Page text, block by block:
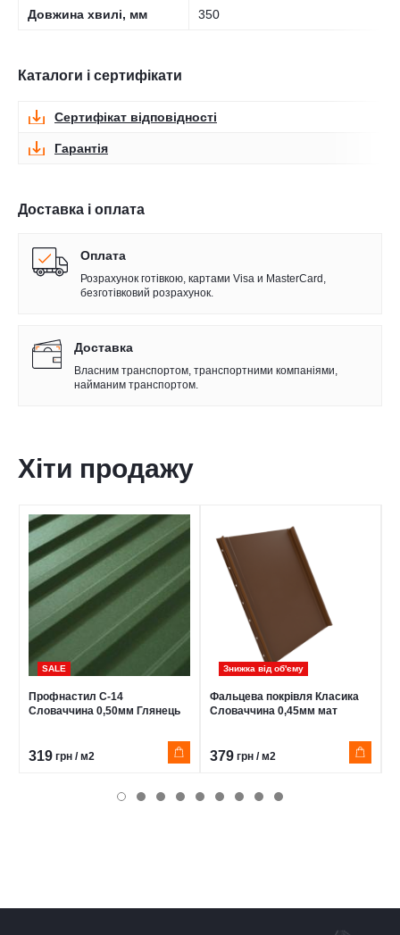
Довжина хвилі, мм 350
Каталоги і сертифікати
Сертифікат відповідності
Гарантія
Доставка і оплата
Оплата
Розрахунок готівкою, картами Visa и MasterCard,
безготівковий розрахунок.
Доставка
Власним транспортом, транспортними компаніями,
найманим транспортом.
Хіти продажу
SALE
Профнастил С-14
Словаччина 0,50мм Глянець
319 грн / м2
Знижка від обʹєму
Фальцева покрівля Класика
Словаччина 0,45мм мат
379 грн / м2